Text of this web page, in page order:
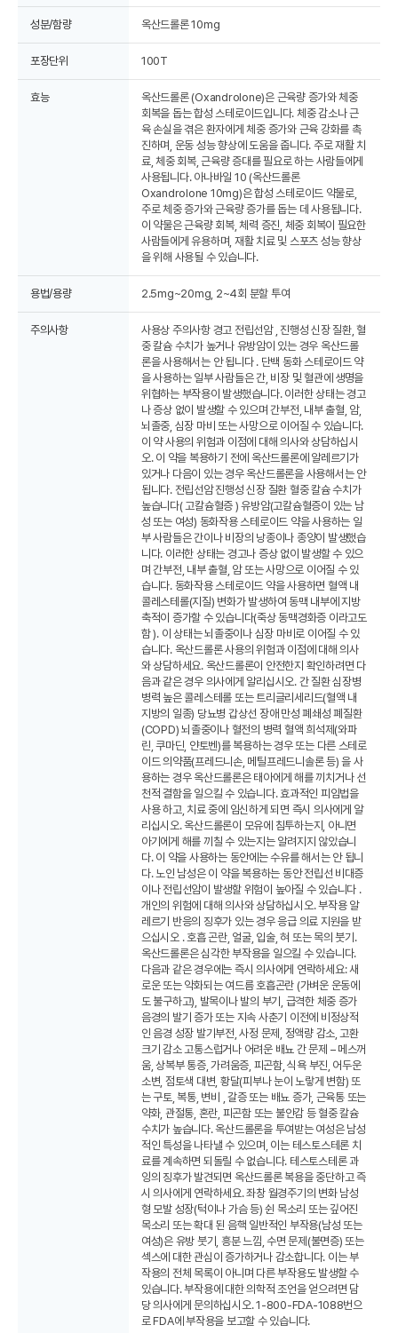
성분/함량 옥산드롤론 10mg
포장단위 100T
효능
옥산드롤론 (Oxandrolone)은 근육량 증가와 체중
회복을 돕는 합성 스테로이드입니다. 체중 감소나 근
육 손실을 겪은 환자에게 체중 증가와 근육 강화를 촉
진하며, 운동 성능 향상에 도움을 줍니다. 주로 재활 치
료, 체중 회복, 근육량 증대를 필요로 하는 사람들에게
사용됩니다. 아나바일 10 (옥산드롤론
Oxandrolone 10mg)은 합성 스테로이드 약물로,
주로 체중 증가와 근육량 증가를 돕는 데 사용됩니다.
이 약물은 근육량 회복, 체력 증진, 체중 회복이 필요한
사람들에게 유용하며, 재활 치료 및 스포츠 성능 향상
을 위해 사용될 수 있습니다.
용법/용량 2.5mg~20mg, 2~4회 분할 투여
주의사항
사용상 주의사항 경고 전립선암 , 진행성 신장 질환, 혈
중 칼슘 수치가 높거나 유방암이 있는 경우 옥산드롤
론을 사용해서는 안 됩니다 . 단백 동화 스테로이드 약
을 사용하는 일부 사람들은 간, 비장 및 혈관에 생명을
위협하는 부작용이 발생했습니다. 이러한 상태는 경고
나 증상 없이 발생할 수 있으며 간부전, 내부 출혈, 암,
뇌졸중, 심장 마비 또는 사망으로 이어질 수 있습니다.
이 약 사용의 위험과 이점에 대해 의사와 상담하십시
오. 이 약을 복용하기 전에 옥산드롤론에 알레르기가
있거나 다음이 있는 경우 옥산드롤론을 사용해서는 안
됩니다. 전립선암 진행성 신장 질환 혈중 칼슘 수치가
높습니다( 고칼슘혈증 ) 유방암(고칼슘혈증이 있는 남
성 또는 여성) 동화작용 스테로이드 약을 사용하는 일
부 사람들은 간이나 비장의 낭종이나 종양이 발생했습
니다. 이러한 상태는 경고나 증상 없이 발생할 수 있으
며 간부전, 내부 출혈, 암 또는 사망으로 이어질 수 있
습니다. 동화작용 스테로이드 약을 사용하면 혈액 내
콜레스테롤(지질) 변화가 발생하여 동맥 내부에 지방
축적이 증가할 수 있습니다(죽상 동맥경화증 이라고도
함 ). 이 상태는 뇌졸중이나 심장 마비로 이어질 수 있
습니다. 옥산드롤론 사용의 위험과 이점에 대해 의사
와 상담하세요. 옥산드롤론이 안전한지 확인하려면 다
음과 같은 경우 의사에게 알리십시오. 간 질환 심장병
병력 높은 콜레스테롤 또는 트리글리세리드(혈액 내
지방의 일종) 당뇨병 갑상선 장애 만성 폐쇄성 폐질환
(COPD) 뇌졸중이나 혈전의 병력 혈액 희석제(와파
린, 쿠마딘, 얀토벤)를 복용하는 경우 또는 다른 스테로
이드 의약품(프레드니손, 메틸프레드니솔론 등) 을 사
용하는 경우 옥산드롤론은 태아에게 해를 끼치거나 선
천적 결함을 일으킬 수 있습니다. 효과적인 피임법을
사용 하고, 치료 중에 임신하게 되면 즉시 의사에게 알
리십시오. 옥산드롤론이 모유에 침투하는지, 아니면
아기에게 해를 끼칠 수 있는지는 알려지지 않았습니
다. 이 약을 사용하는 동안에는 수유를 해서는 안 됩니
다. 노인 남성은 이 약을 복용하는 동안 전립선 비대증
이나 전립선암이 발생할 위험이 높아질 수 있습니다 .
개인의 위험에 대해 의사와 상담하십시오. 부작용 알
레르기 반응의 징후가 있는 경우 응급 의료 지원을 받
으십시오 . 호흡 곤란, 얼굴, 입술, 혀 또는 목의 붓기.
옥산드롤론은 심각한 부작용을 일으킬 수 있습니다.
다음과 같은 경우에는 즉시 의사에게 연락하세요: 새
로운 또는 악화되는 여드름 호흡곤란 (가벼운 운동에
도 불구하고), 발목이나 발의 부기, 급격한 체중 증가
음경의 발기 증가 또는 지속 사춘기 이전에 비정상적
인 음경 성장 발기부전, 사정 문제, 정액량 감소, 고환
크기 감소 고통스럽거나 어려운 배뇨 간 문제 – 메스꺼
움, 상복부 통증, 가려움증, 피곤함, 식욕 부진, 어두운
소변, 점토색 대변, 황달(피부나 눈이 노랗게 변함) 또
는 구토, 복통, 변비 , 갈증 또는 배뇨 증가, 근육통 또는
약화, 관절통, 혼란, 피곤함 또는 불안감 등 혈중 칼슘
수치가 높습니다. 옥산드롤론을 투여받는 여성은 남성
적인 특성을 나타낼 수 있으며, 이는 테스토스테론 치
료를 계속하면 되돌릴 수 없습니다. 테스토스테론 과
잉의 징후가 발견되면 옥산드롤론 복용을 중단하고 즉
시 의사에게 연락하세요. 좌창 월경주기의 변화 남성
형 모발 성장(턱이나 가슴 등) 쉰 목소리 또는 깊어진
목소리 또는 확대 된 음핵 일반적인 부작용(남성 또는
여성)은 유방 붓기, 흥분 느낌, 수면 문제(불면증) 또는
섹스에 대한 관심이 증가하거나 감소합니다. 이는 부
작용의 전체 목록이 아니며 다른 부작용도 발생할 수
있습니다. 부작용에 대한 의학적 조언을 얻으려면 담
당 의사에게 문의하십시오. 1-800-FDA-1088번으
로 FDA에 부작용을 보고할 수 있습니다.